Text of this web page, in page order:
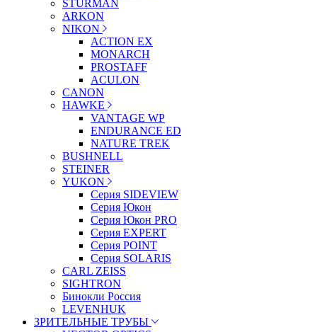
STURMAN
ARKON
NIKON
ACTION EX
MONARCH
PROSTAFF
ACULON
CANON
HAWKE
VANTAGE WP
ENDURANCE ED
NATURE TREK
BUSHNELL
STEINER
YUKON
Серия SIDEVIEW
Серия Юкон
Серия Юкон PRO
Серия EXPERT
Серия POINT
Серия SOLARIS
CARL ZEISS
SIGHTRON
Бинокли Россия
LEVENHUK
ЗРИТЕЛЬНЫЕ ТРУБЫ